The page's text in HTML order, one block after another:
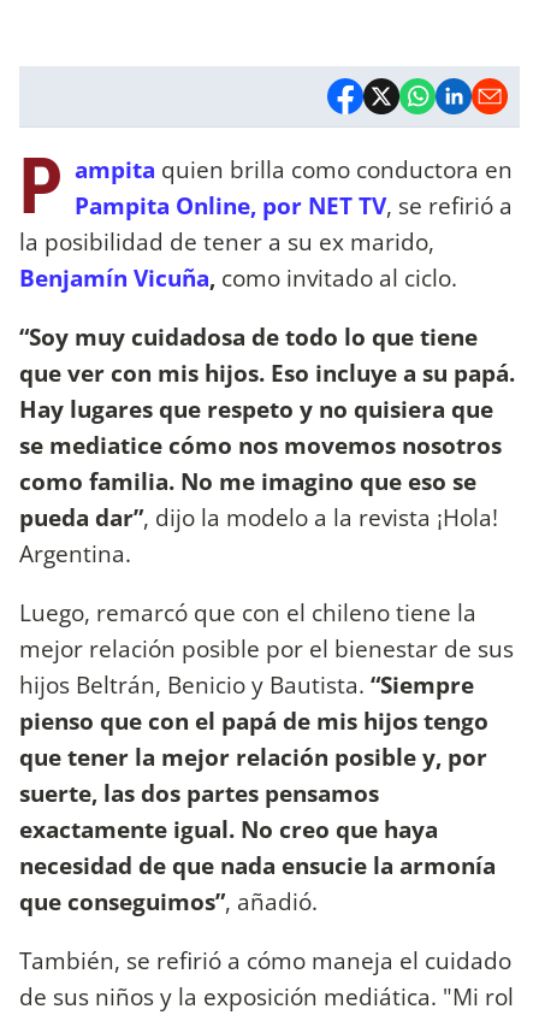
P ampita quien brilla como conductora en
Pampita Online, por NET TV, se refirió a
la posibilidad de tener a su ex marido,
Benjamín Vicuña, como invitado al ciclo.
“Soy muy cuidadosa de todo lo que tiene
que ver con mis hijos. Eso incluye a su papá.
Hay lugares que respeto y no quisiera que
se mediatice cómo nos movemos nosotros
como familia. No me imagino que eso se
pueda dar”, dijo la modelo a la revista ¡Hola!
Argentina.
Luego, remarcó que con el chileno tiene la
mejor relación posible por el bienestar de sus
hijos Beltrán, Benicio y Bautista. “Siempre
pienso que con el papá de mis hijos tengo
que tener la mejor relación posible y, por
suerte, las dos partes pensamos
exactamente igual. No creo que haya
necesidad de que nada ensucie la armonía
que conseguimos”, añadió.
También, se refirió a cómo maneja el cuidado
de sus niños y la exposición mediática. "Mi rol